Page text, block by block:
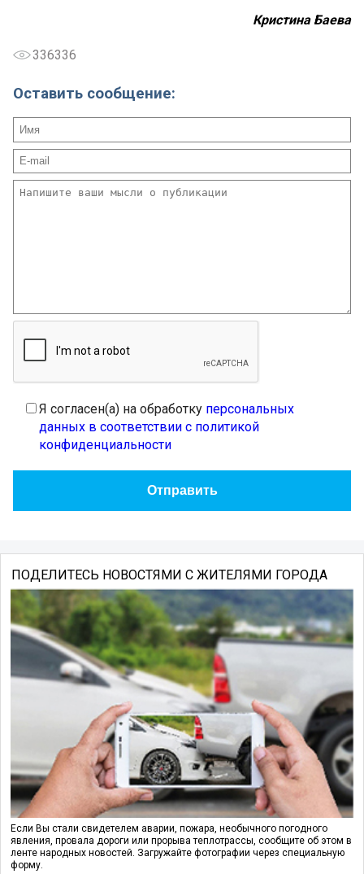
Кристина Баева
336336
Оставить сообщение:
Я согласен(а) на обработку персональных
данных в соответствии с политикой
конфиденциальности
ПОДЕЛИТЕСЬ НОВОСТЯМИ С ЖИТЕЛЯМИ ГОРОДА
Если Вы стали свидетелем аварии, пожара, необычного погодного
явления, провала дороги или прорыва теплотрассы, сообщите об этом в
ленте народных новостей. Загружайте фотографии через специальную
форму.